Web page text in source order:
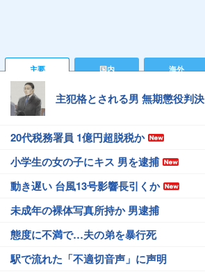
主要 国内 海外
主犯格とされる男 無期懲役判決
20代税務署員 1億円超脱税か
小学生の女の子にキス 男を逮捕
動き遅い 台風13号影響長引くか
未成年の裸体写真所持か 男逮捕
態度に不満で…夫の弟を暴行死
駅で流れた「不適切音声」に声明